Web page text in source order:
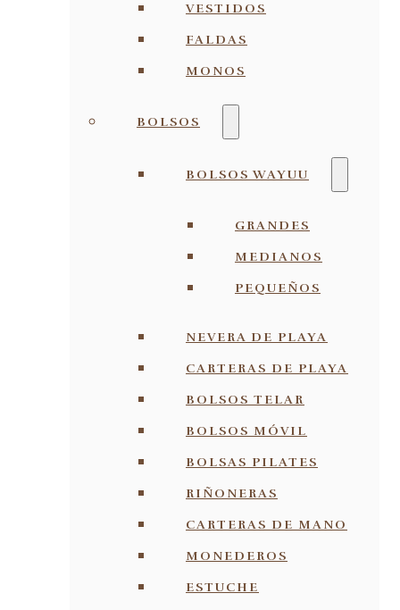
VESTIDOS
FALDAS
MONOS
BOLSOS
BOLSOS WAYUU
GRANDES
MEDIANOS
PEQUEÑOS
NEVERA DE PLAYA
CARTERAS DE PLAYA
BOLSOS TELAR
BOLSOS MÓVIL
BOLSAS PILATES
RIÑONERAS
CARTERAS DE MANO
MONEDEROS
ESTUCHE